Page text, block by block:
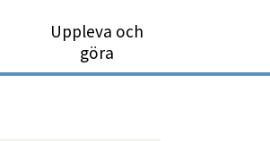
Uppleva och
göra